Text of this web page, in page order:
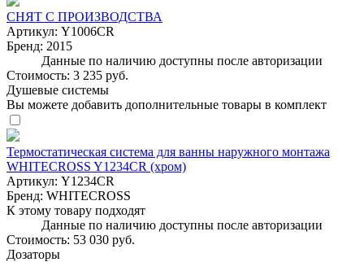
СНЯТ С ПРОИЗВОДСТВА
Артикул: Y1006CR
Бренд: 2015
Данные по наличию доступны после авторизации
Стоимость: 3 235 руб.
Душевые системы
Вы можете добавить дополнительные товары в комплект
Термостатическая система для ванны наружного монтажа
WHITECROSS Y1234CR (хром)
Артикул: Y1234CR
Бренд: WHITECROSS
К этому товару подходят
Данные по наличию доступны после авторизации
Стоимость: 53 030 руб.
Дозаторы